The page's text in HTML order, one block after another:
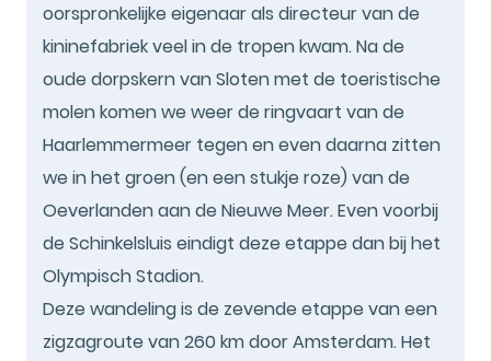
oorspronkelijke eigenaar als directeur van de
kininefabriek veel in de tropen kwam. Na de
oude dorpskern van Sloten met de toeristische
molen komen we weer de ringvaart van de
Haarlemmermeer tegen en even daarna zitten
we in het groen (en een stukje roze) van de
Oeverlanden aan de Nieuwe Meer. Even voorbij
de Schinkelsluis eindigt deze etappe dan bij het
Olympisch Stadion.
Deze wandeling is de zevende etappe van een
zigzagroute van 260 km door Amsterdam. Het